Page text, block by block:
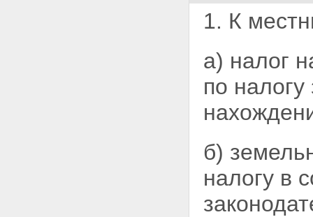
1. К
а) налог
по
б)
налогу в